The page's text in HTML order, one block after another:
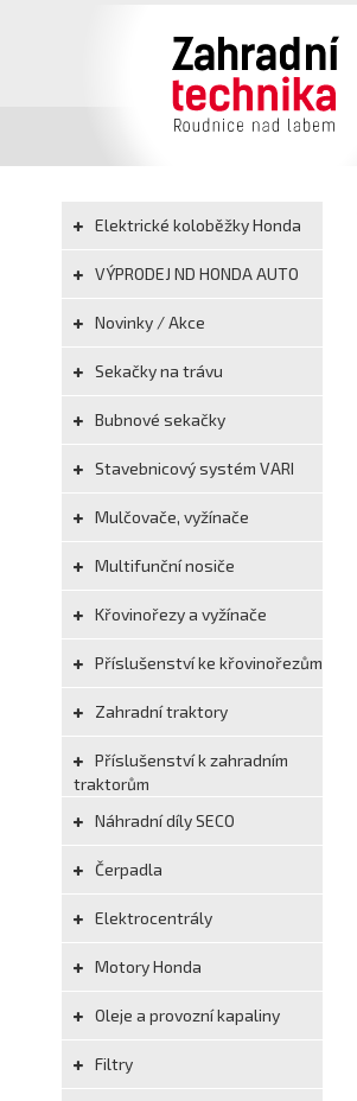
Elektrické koloběžky Honda
VÝPRODEJ ND HONDA AUTO
Novinky / Akce
Sekačky na trávu
Bubnové sekačky
Stavebnicový systém VARI
Mulčovače, vyžínače
Multifunční nosiče
Křovinořezy a vyžínače
Příslušenství ke křovinořezům
Zahradní traktory
Příslušenství k zahradním
traktorům
Náhradní díly SECO
Čerpadla
Elektrocentrály
Motory Honda
Oleje a provozní kapaliny
Filtry